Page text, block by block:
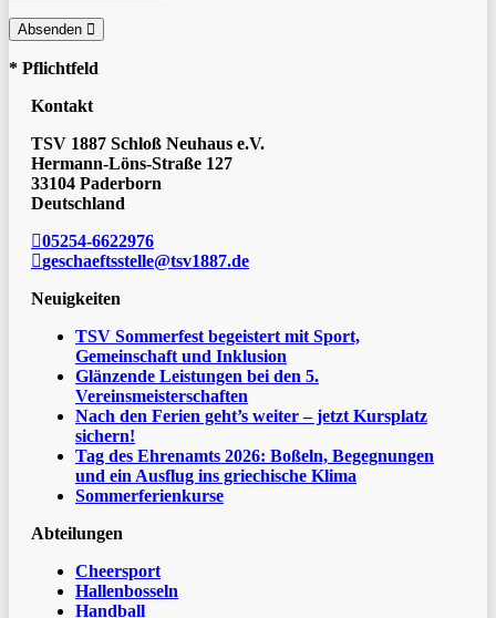
Absenden
* Pflichtfeld
Kontakt
TSV 1887 Schloß Neuhaus e.V.
Hermann-Löns-Straße 127
33104 Paderborn
Deutschland
05254-6622976
geschaeftsstelle@tsv1887.de
Neuigkeiten
TSV Sommerfest begeistert mit Sport,
Gemeinschaft und Inklusion
Glänzende Leistungen bei den 5.
Vereinsmeisterschaften
Nach den Ferien geht’s weiter – jetzt Kursplatz
sichern!
Tag des Ehrenamts 2026: Boßeln, Begegnungen
und ein Ausflug ins griechische Klima
Sommerferienkurse
Abteilungen
Cheersport
Hallenbosseln
Handball